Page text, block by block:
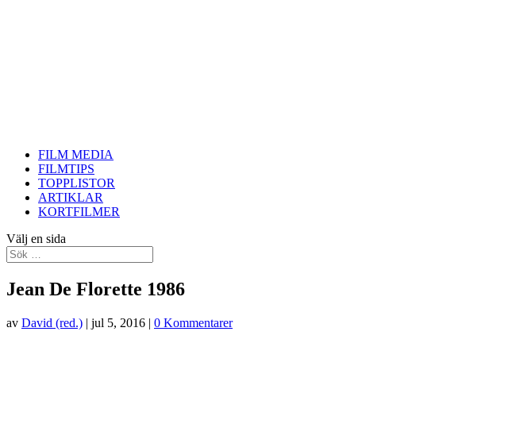
FILM MEDIA
FILMTIPS
TOPPLISTOR
ARTIKLAR
KORTFILMER
Välj en sida
Jean De Florette 1986
av David (red.) | jul 5, 2016 | 0 Kommentarer